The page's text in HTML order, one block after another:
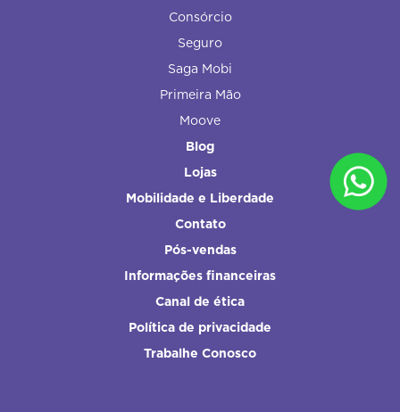
Consórcio
Seguro
Saga Mobi
Primeira Mão
Moove
Blog
Lojas
Mobilidade e Liberdade
Contato
Pós-vendas
Informações financeiras
Canal de ética
Política de privacidade
Trabalhe Conosco